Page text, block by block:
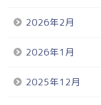
2026年2月
2026年1月
2025年12月